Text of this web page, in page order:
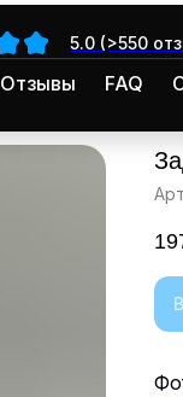
5.0 (>550
Отзывы FAQ